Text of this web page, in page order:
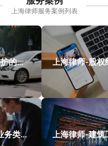
上海律师服务案例列表
醉驾律师无罪辩护的成功案例
上海律师-涉外业务类案件案例